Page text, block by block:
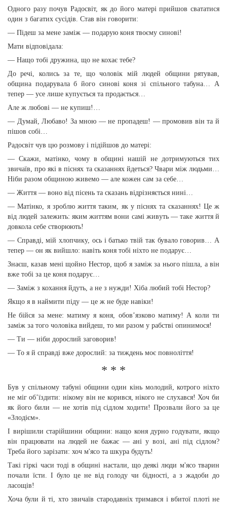
Одного разу почув Радосвіт, як до його матері прийшов свататися
один з багатих сусідів. Став він говорити:
— Підеш за мене заміж — подарую коня твоєму синові!
Мати відповідала:
— Нащо тобі дружина, що не кохає тебе?
До речі, колись за те, що чоловік мій людей общини рятував,
община подарувала б його синові коня зі спільного табуна… А
тепер — усе лише купується та продається…
Але ж любові — не купиш!…
— Думай, Любаво! За мною — не пропадеш! — промовив він та й
пішов собі…
Радосвіт чув цю розмову і підійшов до матері:
— Скажи, матінко, чому в общині нашій не дотримуються тих
звичаїв, про які в піснях та сказаннях йдеться? Чвари між людьми…
Ніби разом общиною живемо — але кожен сам за себе…
— Життя — воно від пісень та сказань відрізняється нині…
— Матінко, я зроблю життя таким, як у піснях та сказаннях! Це ж
від людей залежить: яким життям вони самі живуть — таке життя й
довкола себе створюють!
— Справді, мій хлопчику, ось і батько твій так бувало говорив… А
тепер — он як вийшло: навіть коня тобі ніхто не подарує…
Знаєш, казав мені щойно Нестор, щоб я заміж за нього пішла, а він
вже тобі за це коня подарує…
— Заміж з кохання йдуть, а не з нужди! Хіба любий тобі Нестор?
Якщо я в наймити піду — це ж не буде навіки!
Не бійся за мене: матиму я коня, обов’язково матиму! А коли ти
заміж за того чоловіка вийдеш, то ми разом у рабстві опинимося!
— Ти — ніби дорослий заговорив!
— То я й справді вже дорослий: за тиждень моє повноліття!
* * *
Був у спільному табуні общини один кінь молодий, котрого ніхто
не міг об’їздити: нікому він не корився, нікого не слухався! Хоч би
як його били — не хотів під сідлом ходити! Прозвали його за це
«Злодієм».
І вирішили старійшини общини: нащо коня дурно годувати, якщо
він працювати на людей не бажає — ані у возі, ані під сідлом?
Треба його зарізати: хоч м'ясо та шкура будуть!
Такі гіркі часи тоді в общині настали, що деякі люди м'ясо тварин
почали їсти. І було це не від голоду чи бідності, а з жадоби до
ласощів!
Хоча були й ті, хто звичаїв стародавніх тримався і вбитої плоті не